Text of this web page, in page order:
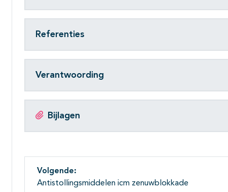
Referenties
Verantwoording
Bijlagen
Volgende:
Antistollingsmiddelen icm zenuwblokkade